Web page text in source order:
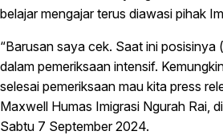
belajar mengajar terus diawasi pihak
“Barusan saya cek. Saat ini posisinya
dalam pemeriksaan intensif.
selesai pemeriksaan mau kita press
Maxwell Humas Imigrasi Ngurah Rai,
Sabtu 7 September 2024.